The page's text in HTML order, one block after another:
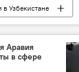
Узбекистане
COVID-19
Узбекистан
Аравия
в сфере